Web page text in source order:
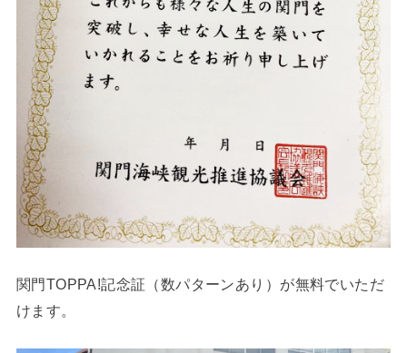
関門TOPPA!記念証（数パターンあり）が無料でいただ
けます。